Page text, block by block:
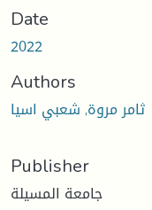
Date
2022
Authors
ثامر مروة, شعبي اسيا
Publisher
جامعة المسيلة